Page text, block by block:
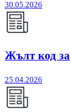
30.05.2026
Жълт код за
25.04.2026